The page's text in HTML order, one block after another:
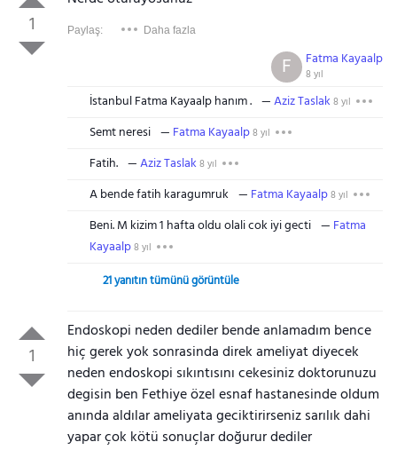
1 Paylaş: Daha fazla
Fatma Kayaalp
8 yıl
F
İstanbul Fatma Kayaalp hanım . Aziz Taslak 8 yıl
Semt neresi Fatma Kayaalp8 yıl
Fatih. Aziz Taslak 8 yıl
A bende fatih karagumruk Fatma Kayaalp8 yıl
Beni. M kizim 1 hafta oldu olali cok iyi gecti
Fatma
Kayaalp8 yıl
21 yanıtın tümünü görüntüle
1
Endoskopi neden dediler bende anlamadım bence
hiç gerek yok sonrasinda direk ameliyat diyecek
neden endoskopi sıkıntısını cekesiniz doktorunuzu
degisin ben Fethiye özel esnaf hastanesinde oldum
anında aldılar ameliyata geciktirirseniz sarılık dahi
yapar çok kötü sonuçlar doğurur dediler